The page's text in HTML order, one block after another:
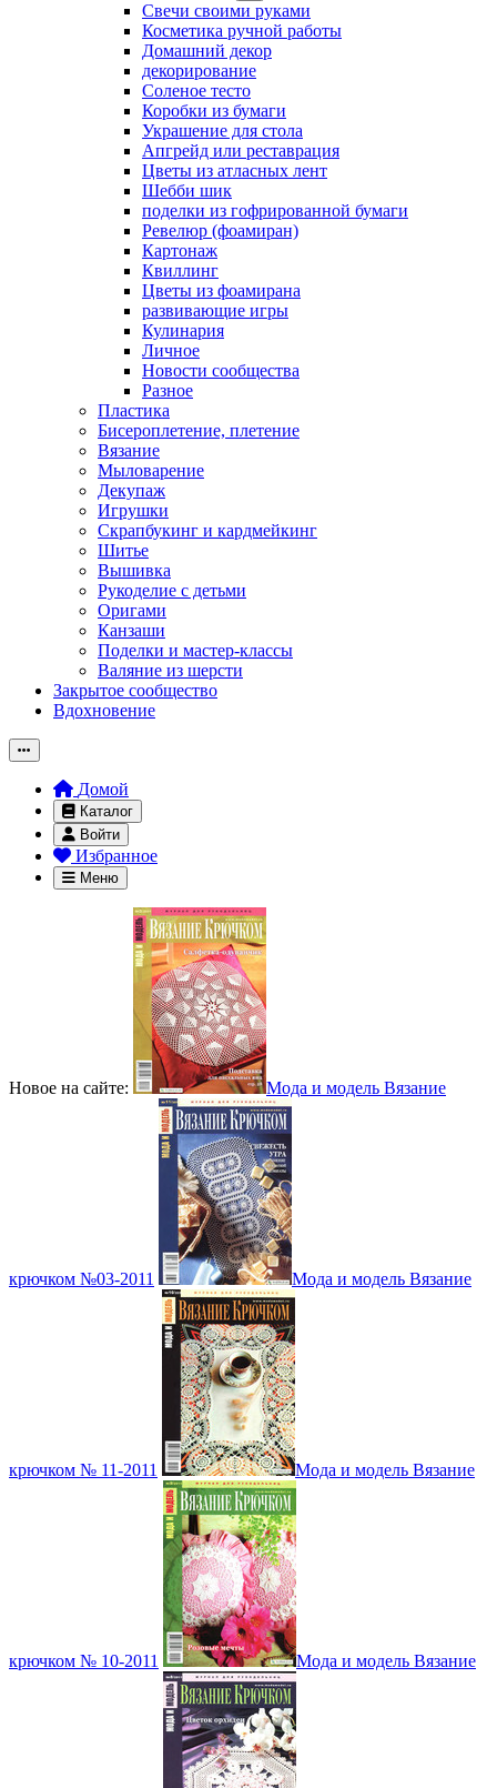
Свечи своими руками
Косметика ручной работы
Домашний декор
декорирование
Соленое тесто
Коробки из бумаги
Украшение для стола
Апгрейд или реставрация
Цветы из атласных лент
Шебби шик
поделки из гофрированной бумаги
Ревелюр (фоамиран)
Картонаж
Квиллинг
Цветы из фоамирана
развивающие игры
Кулинария
Личное
Новости сообщества
Разное
Пластика
Бисероплетение, плетение
Вязание
Мыловарение
Декупаж
Игрушки
Скрапбукинг и кардмейкинг
Шитье
Вышивка
Рукоделие с детьми
Оригами
Канзаши
Поделки и мастер-классы
Валяние из шерсти
Закрытое сообщество
Вдохновение
Домой
Каталог
Войти
Избранное
Меню
Новое на сайте: Мода и модель Вязание
крючком №03-2011 Мода и модель Вязание
крючком № 11-2011 Мода и модель Вязание
крючком № 10-2011 Мода и модель Вязание